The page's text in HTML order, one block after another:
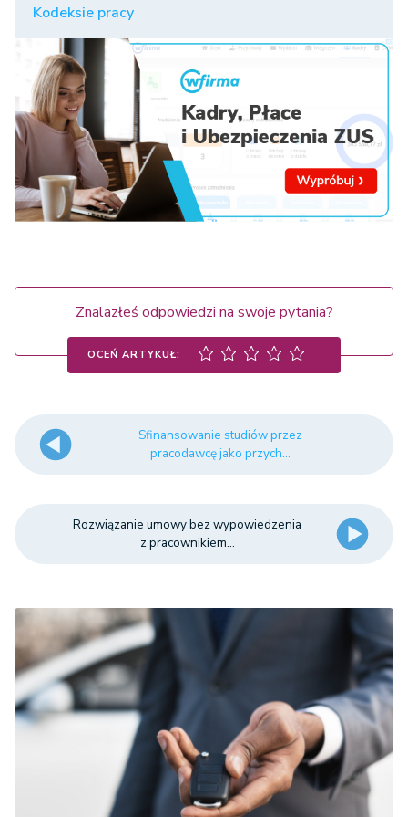
Kodeksie pracy
Znalazłeś odpowiedzi na swoje pytania?
OCEŃ ARTYKUŁ:
Sfinansowanie studiów przez
pracodawcę jako przych...
Rozwiązanie umowy bez wypowiedzenia
z pracownikiem...